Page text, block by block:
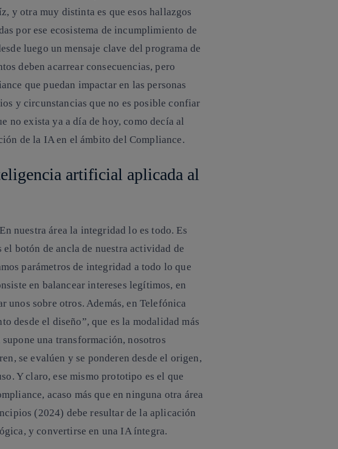
y otra muy distinta es que esos hallazgos
por ese ecosistema de incumplimiento de
luego un mensaje clave del programa de
deben acarrear consecuencias, pero
que puedan impactar en las personas
y circunstancias que no es posible confiar
no exista ya a día de hoy, como decía al
de la IA en el ámbito del Compliance.
artificial aplicada al
nuestra área la integridad lo es todo. Es
botón de ancla de nuestra actividad de
parámetros de integridad a todo lo que
en balancear intereses legítimos, en
unos sobre otros. Además, en Telefónica
desde el diseño”, que es la modalidad más
una transformación, nosotros
se evalúen y se ponderen desde el origen,
Y claro, ese mismo prototipo es el que
acaso más que en ninguna otra área
(2024) debe resultar de la aplicación
y convertirse en una IA íntegra.